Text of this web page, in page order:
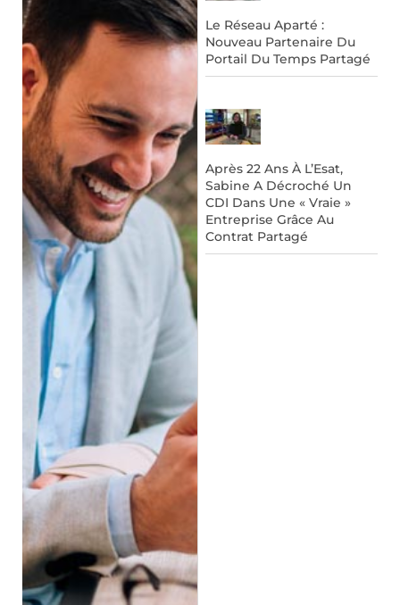
Le Réseau Aparté :
Nouveau Partenaire Du
Portail Du Temps Partagé
Après 22 Ans À L’Esat,
Sabine A Décroché Un
CDI Dans Une « Vraie »
Entreprise Grâce Au
Contrat Partagé